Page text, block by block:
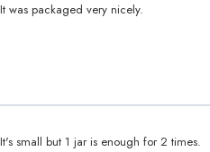
It was packaged very nicely.
It's small but 1 jar is enough for 2 times.